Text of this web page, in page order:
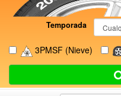
Temporada
3PMSF (Nieve)